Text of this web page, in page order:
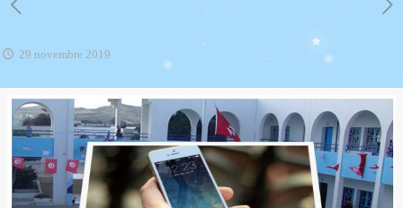
29 novembre 2019